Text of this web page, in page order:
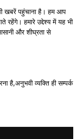
खबरें पहुंचाना है। हम आप
हमारे उद्देश्य में यह भी
और शीघ्रता से
है,अनुभवी व्यक्ति ही सम्पर्क